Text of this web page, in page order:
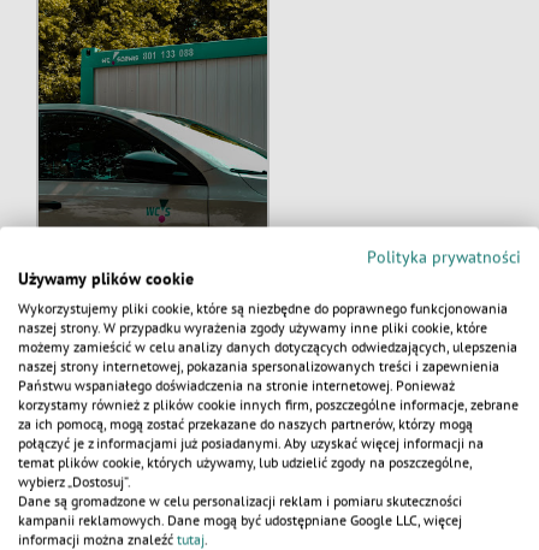
AKTUALNOŚCI KALKULATOR
Polityka prywatności
Używamy plików cookie
Wykorzystujemy pliki cookie, które są niezbędne do poprawnego funkcjonowania
naszej strony. W przypadku wyrażenia zgody używamy inne pliki cookie, które
możemy zamieścić w celu analizy danych dotyczących odwiedzających, ulepszenia
naszej strony internetowej, pokazania spersonalizowanych treści i zapewnienia
Państwu wspaniałego doświadczenia na stronie internetowej. Ponieważ
korzystamy również z plików cookie innych firm, poszczególne informacje, zebrane
za ich pomocą, mogą zostać przekazane do naszych partnerów, którzy mogą
połączyć je z informacjami już posiadanymi. Aby uzyskać więcej informacji na
temat plików cookie, których używamy, lub udzielić zgody na poszczególne,
wybierz „Dostosuj”.
Dane są gromadzone w celu personalizacji reklam i pomiaru skuteczności
kampanii reklamowych. Dane mogą być udostępniane Google LLC, więcej
informacji można znaleźć tutaj.